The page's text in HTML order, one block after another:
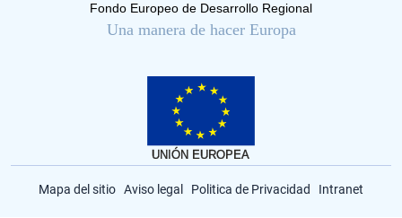
Fondo Europeo de Desarrollo Regional
Una manera de hacer Europa
Mapa del sitio Aviso legal Politica de Privacidad Intranet